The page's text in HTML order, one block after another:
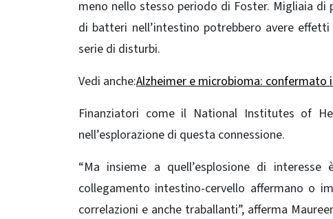
meno nello stesso periodo di Foster. Migliaia
di batteri nell’intestino potrebbero avere
serie di disturbi.
Vedi anche:Alzheimer e microbioma: confermato
Finanziatori come il National Institutes of
nell’esplorazione di questa connessione.
“Ma insieme a quell’esplosione di
collegamento intestino-cervello affermano o
correlazioni e anche traballanti”, afferma